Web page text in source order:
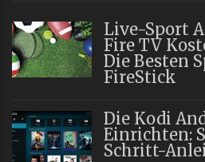
Live-Sport
Fire TV
Die Besten
FireStick
Die Kodi
Einrichten:
Schritt-